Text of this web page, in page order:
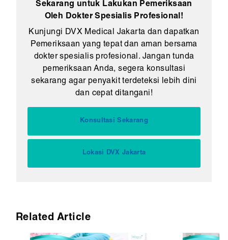
Sekarang untuk Lakukan Pemeriksaan
Oleh Dokter Spesialis Profesional!
Kunjungi DVX Medical Jakarta dan dapatkan
Pemeriksaan yang tepat dan aman bersama
dokter spesialis profesional. Jangan tunda
pemeriksaan Anda, segera konsultasi
sekarang agar penyakit terdeteksi lebih dini
dan cepat ditangani!
Konsultasi Sekarang
Lokasi DVX Jakarta
Related Article